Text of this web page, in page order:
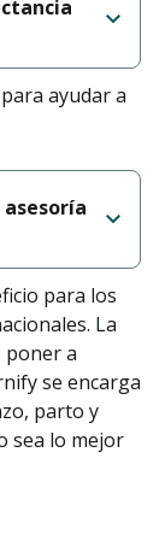
ayudar a
para los
La
poner a
se encarga
parto y
sea lo mejor